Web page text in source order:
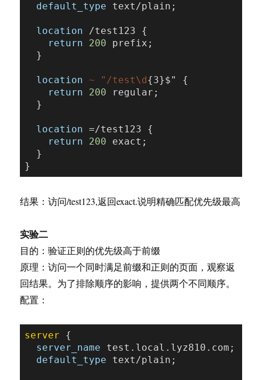
default_type text/plain;
location /test123 {
return
200 prefix;
location ~ "/test\d{3}$" {
return
200 regular;
location =/test123 {
return
200 exact;
结果：访问/test123,返回exact.说明精确匹配优先级最高
实验二
目的：验证正则的优先级高于前缀
原理：访问一个同时满足前缀和正则的页面，观察返
回结果。为了排除顺序的影响，提供两个不同顺序。
配置：
server {
server_name test.local.lyz810.com;
default_type text/plain;